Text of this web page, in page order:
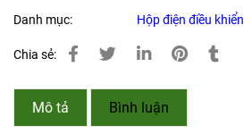
Danh mục: Hộp điện điều khiển
Chia sẻ:
Mô tả Bình luận